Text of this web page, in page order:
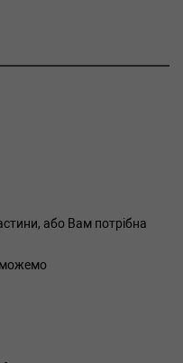
або Вам потрібна